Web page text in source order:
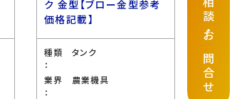
ク 金型【ブロー金型参考
価格記載】
種類
：
タンク
業界
：
農業機具
・
お問合せ